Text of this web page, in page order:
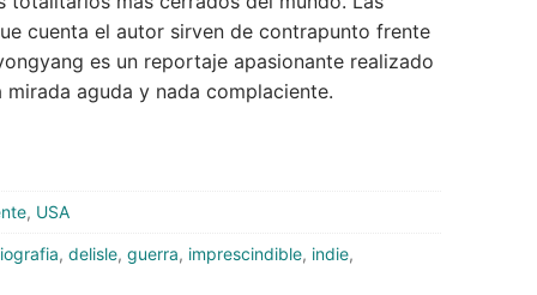
cuenta el autor sirven de contrapunto frente
es un reportaje apasionante realizado
aguda y nada complaciente.
, USA
, delisle, guerra, imprescindible, indie,